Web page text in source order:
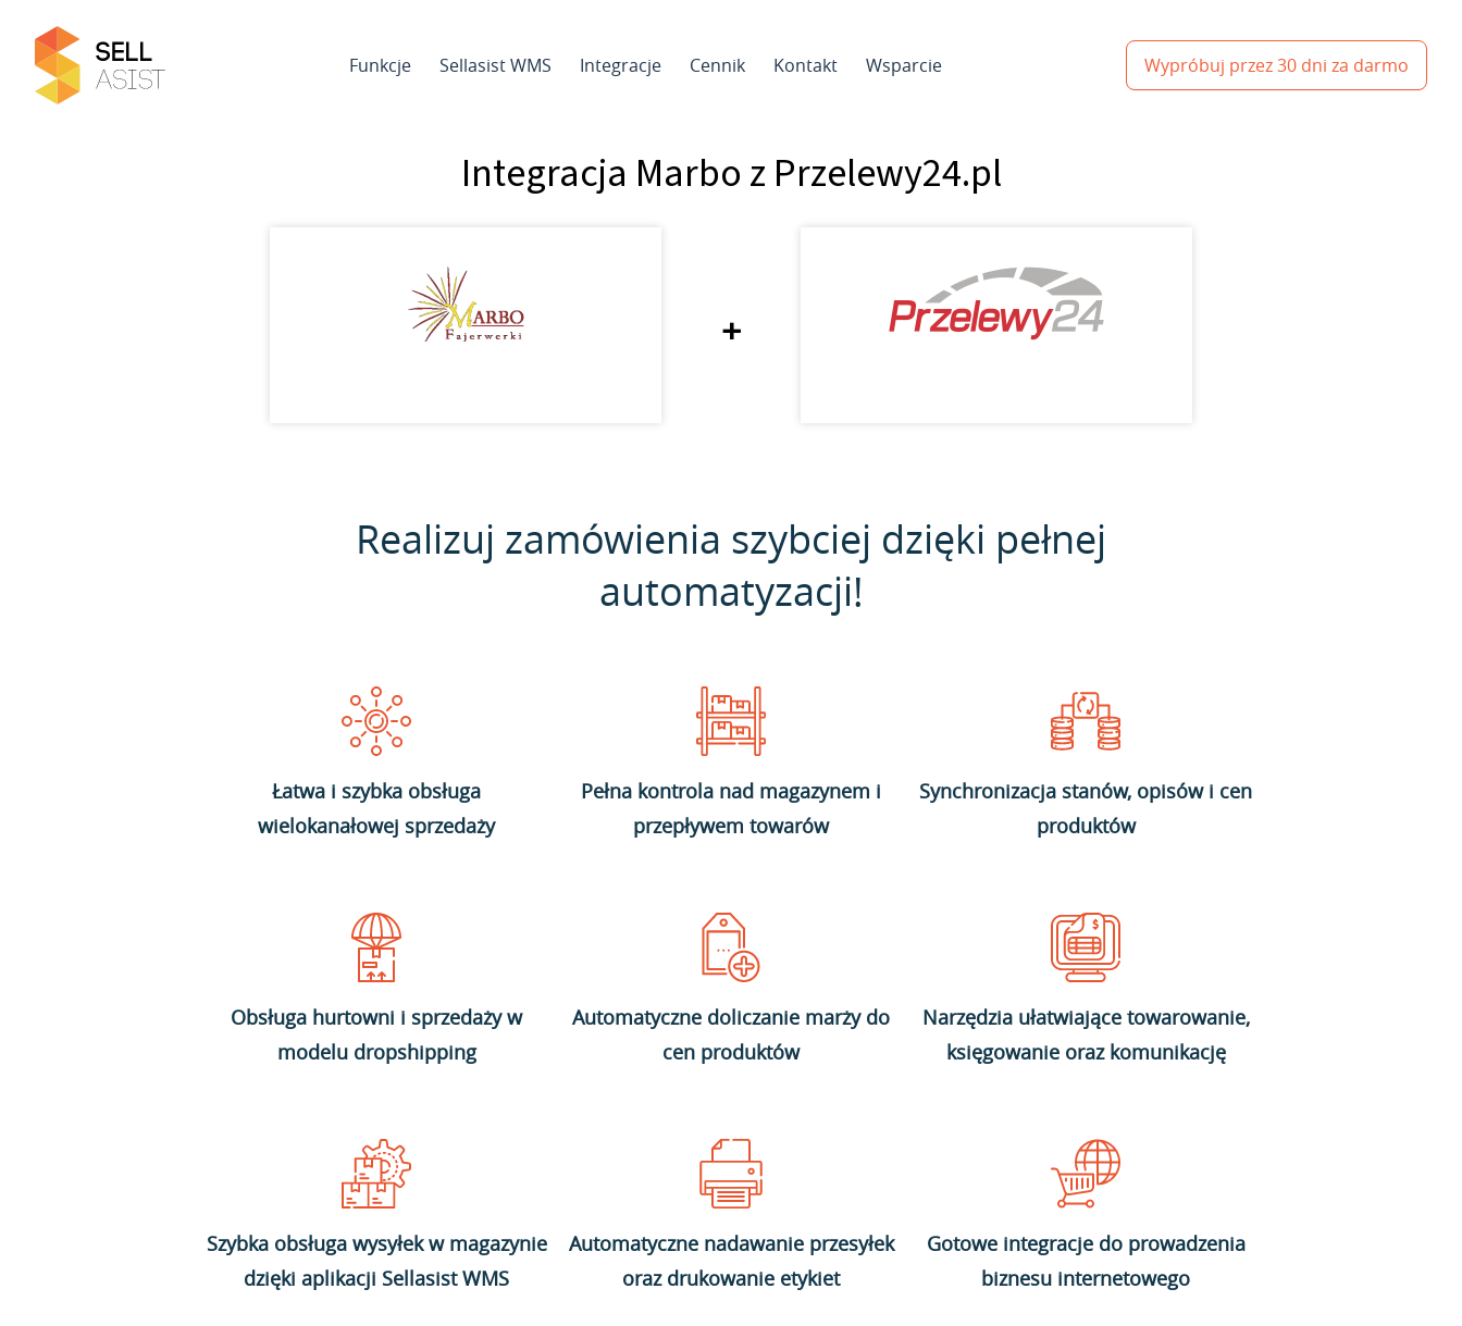
Funkcje Sellasist WMS Integracje Cennik Kontakt Wsparcie Wypróbuj przez 30 dni za darmo
Integracja Marbo z Przelewy24.pl
+
Realizuj zamówienia szybciej dzięki pełnej
automatyzacji!
Łatwa i szybka obsługa
wielokanałowej sprzedaży
Pełna kontrola nad magazynem i
przepływem towarów
Synchronizacja stanów, opisów i cen
produktów
Obsługa hurtowni i sprzedaży w
modelu dropshipping
Automatyczne doliczanie marży do
cen produktów
Narzędzia ułatwiające towarowanie,
księgowanie oraz komunikację
Szybka obsługa wysyłek w magazynie
dzięki aplikacji Sellasist WMS
Automatyczne nadawanie przesyłek
oraz drukowanie etykiet
Gotowe integracje do prowadzenia
biznesu internetowego